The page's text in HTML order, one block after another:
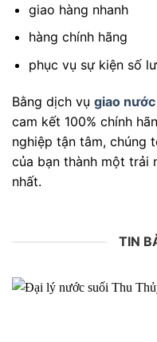
giao hàng nhanh
hàng chính hãng
phục vụ sự kiện số
Bằng dịch vụ giao
cam kết 100% chính
nghiệp tận tâm, chúng
của bạn thành một trải
nhất.
TIN